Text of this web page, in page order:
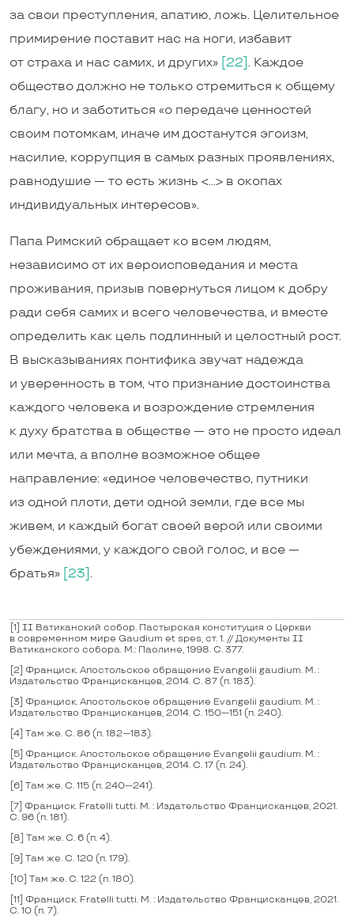
за свои преступления, апатию, ложь. Целительное
примирение поставит нас на ноги, избавит
от страха и нас самих, и других» [22] . Каждое
общество должно не только стремиться к общему
благу, но и заботиться «о передаче ценностей
своим потомкам, иначе им достанутся эгоизм,
насилие, коррупция в самых разных проявлениях,
равнодушие — то есть жизнь <…> в окопах
индивидуальных интересов».
Папа Римский обращает ко всем людям,
независимо от их вероисповедания и места
проживания, призыв повернуться лицом к добру
ради себя самих и всего человечества, и вместе
определить как цель подлинный и целостный рост.
В высказываниях понтифика звучат надежда
и уверенность в том, что признание достоинства
каждого человека и возрождение стремления
к духу братства в обществе — это не просто идеал
или мечта, а вполне возможное общее
направление: «единое человечество, путники
из одной плоти, дети одной земли, где все мы
живем, и каждый богат своей верой или своими
убеждениями, у каждого свой голос, и все —
братья» [23] .
[1] II Ватиканский собор. Пастырская конституция о Церкви
в современном мире Gaudium et spes, ст. 1. // Документы II
Ватиканского собора. М.: Паолине, 1998. С. 377.
[2] Франциск. Апостольское обращение Evangelii gaudium. М. :
Издательство Францисканцев, 2014. С. 87 (п. 183).
[3] Франциск. Апостольское обращение Evangelii gaudium. М. :
Издательство Францисканцев, 2014. С. 150—151 (п. 240).
[4] Там же. С. 86 (п. 182—183).
[5] Франциск. Апостольское обращение Evangelii gaudium. М. :
Издательство Францисканцев, 2014. С. 17 (п. 24).
[6] Там же. С. 115 (п. 240—241).
[7] Франциск. Fratelli tutti. М. : Издательство Францисканцев, 2021.
С. 96 (п. 181).
[8] Там же. С. 6 (п. 4).
[9] Там же. С. 120 (п. 179).
[10] Там же. С. 122 (п. 180).
[11] Франциск. Fratelli tutti. М. : Издательство Францисканцев, 2021.
С. 10 (п. 7).